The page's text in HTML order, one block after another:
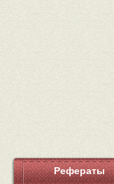
Рефераты